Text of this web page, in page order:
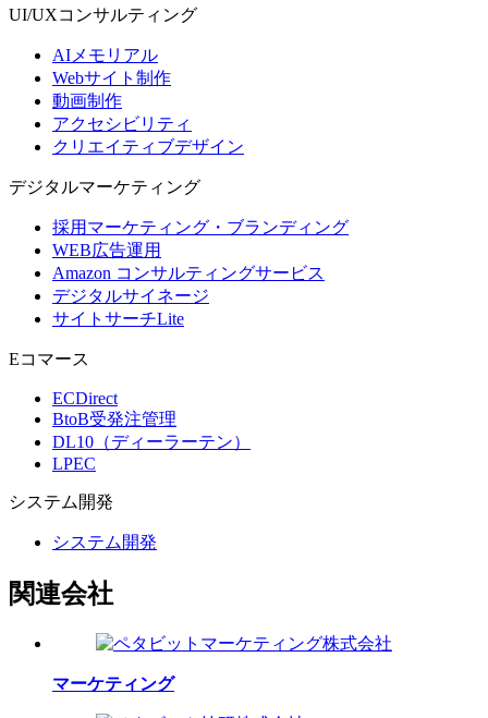
UI/UXコンサルティング
AIメモリアル
Webサイト制作
動画制作
アクセシビリティ
クリエイティブデザイン
デジタルマーケティング
採用マーケティング・ブランディング
WEB広告運用
Amazon コンサルティングサービス
デジタルサイネージ
サイトサーチLite
Eコマース
ECDirect
BtoB受発注管理
DL10（ディーラーテン）
LPEC
システム 開発
システム開発
関連会社
マーケティング